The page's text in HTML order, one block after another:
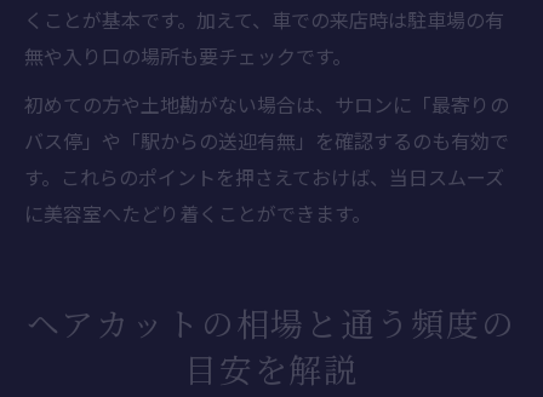
くことが基本です。加えて、車での来店時は駐車場の有
無や入り口の場所も要チェックです。
初めての方や土地勘がない場合は、サロンに「最寄りの
バス停」や「駅からの送迎有無」を確認するのも有効で
す。これらのポイントを押さえておけば、当日スムーズ
に美容室へたどり着くことができます。
ヘアカットの相場と通う頻度の
目安を解説